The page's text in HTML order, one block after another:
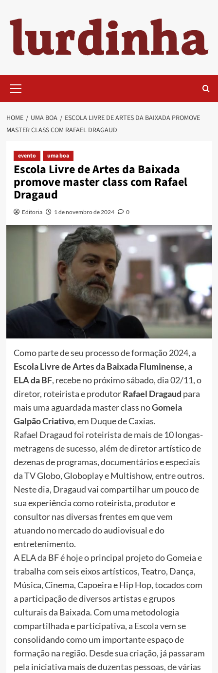
content
Menu
HOME UMA BOA
ESCOLA LIVRE DE ARTES DA BAIXADA PROMOVE
MASTER CLASS COM RAFAEL DRAGAUD
evento uma boa
Escola Livre de Artes da Baixada
promove master class com Rafael
Dragaud
Editoria 1 de novembro de 2024 0
Como parte de seu processo de formação 2024, a
Escola Livre de Artes da Baixada Fluminense, a
ELA da BF, recebe no próximo sábado, dia 02/11, o
diretor, roteirista e produtorRafael Dragaud para
mais uma aguardada master class noGomeia
Galpão Criativo, em Duque de Caxias.
Rafael Dragaud foi roteirista de mais de 10 longas-
metragens de sucesso, além de diretor artístico de
dezenas de programas, documentários e especiais
da TV Globo, Globoplay e Multishow, entre outros.
Neste dia, Dragaud vai compartilhar um pouco de
sua experiência como roteirista, produtor e
consultor nas diversas frentes em que vem
atuando no mercado do audiovisual e do
entretenimento.
A ELA da BF é hoje o principal projeto do Gomeia e
trabalha com seis eixos artísticos, Teatro, Dança,
Música, Cinema, Capoeira e Hip Hop, tocados com
a participação de diversos artistas e grupos
culturais da Baixada. Com uma metodologia
compartilhada e participativa, a Escola vem se
consolidando como um importante espaço de
formação na região. Desde sua criação, já passaram
pela iniciativa mais de duzentas pessoas, de várias